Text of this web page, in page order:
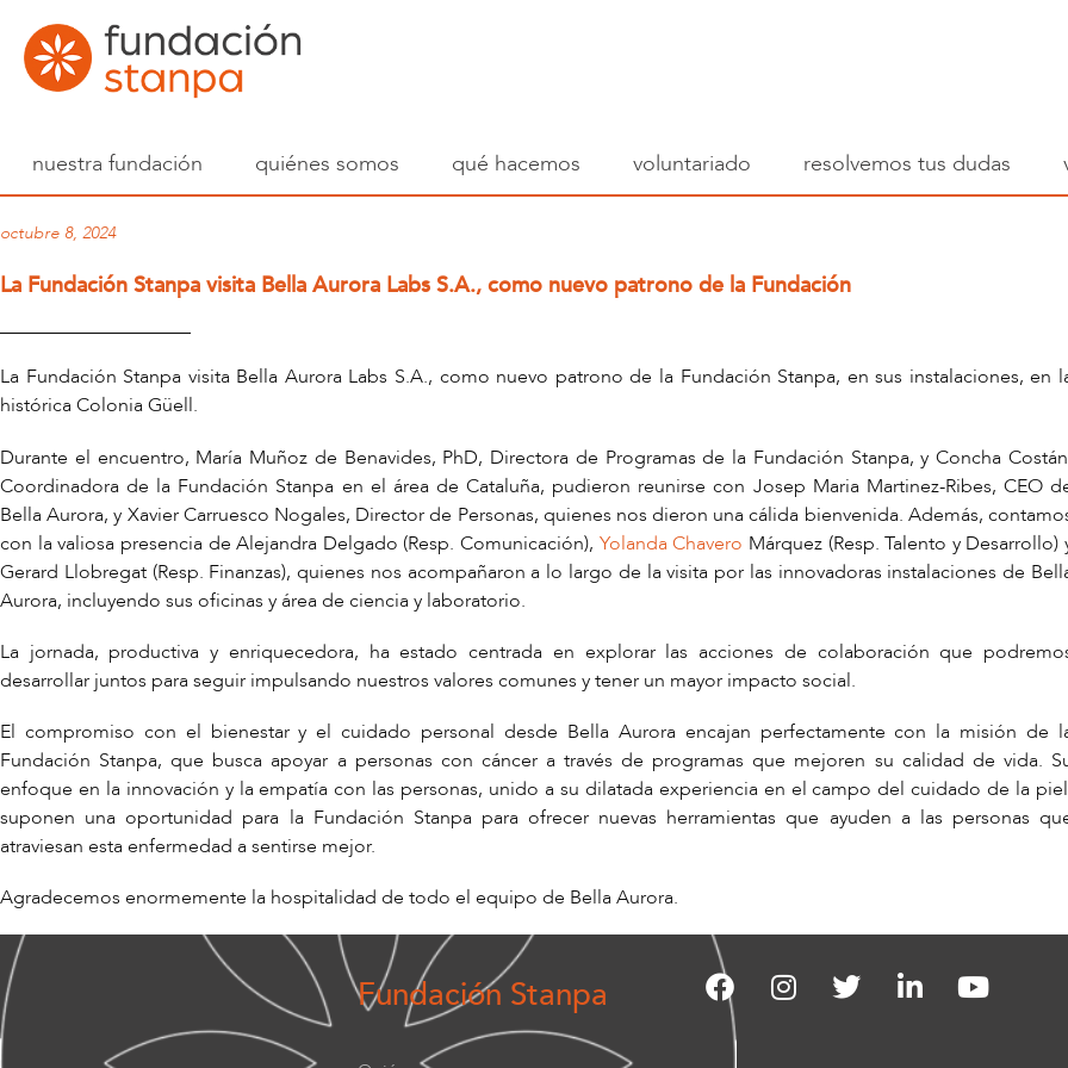
nuestra fundación quiénes somos qué hacemos voluntariado resolvemos tus dudas
octubre 8, 2024
La Fundación Stanpa visita Bella Aurora Labs S.A., como nuevo patrono de la Fundación
La Fundación Stanpa visita Bella Aurora Labs S.A., como nuevo patrono de la Fundación Stanpa, en sus instalaciones, en
histórica Colonia Güell.
Durante el encuentro, María Muñoz de Benavides, PhD, Directora de Programas de la Fundación Stanpa, y Concha
Coordinadora de la Fundación Stanpa en el área de Cataluña, pudieron reunirse con Josep Maria Martinez-Ribes, CEO
Bella Aurora, y Xavier Carruesco Nogales, Director de Personas, quienes nos dieron una cálida bienvenida. Además,
con la valiosa presencia de Alejandra Delgado (Resp. Comunicación), Yolanda Chavero Márquez (Resp. Talento y Desarrollo)
Gerard Llobregat (Resp. Finanzas), quienes nos acompañaron a lo largo de la visita por las innovadoras instalaciones de
Aurora, incluyendo sus oficinas y área de ciencia y laboratorio.
La jornada, productiva y enriquecedora, ha estado centrada en explorar las acciones de colaboración que
desarrollar juntos para seguir impulsando nuestros valores comunes y tener un mayor impacto social.
El compromiso con el bienestar y el cuidado personal desde Bella Aurora encajan perfectamente con la misión de
Fundación Stanpa, que busca apoyar a personas con cáncer a través de programas que mejoren su calidad de vida.
enfoque en la innovación y la empatía con las personas, unido a su dilatada experiencia en el campo del cuidado de la
suponen una oportunidad para la Fundación Stanpa para ofrecer nuevas herramientas que ayuden a las personas
atraviesan esta enfermedad a sentirse mejor.
Agradecemos enormemente la hospitalidad de todo el equipo de Bella Aurora.
Fundación Stanpa